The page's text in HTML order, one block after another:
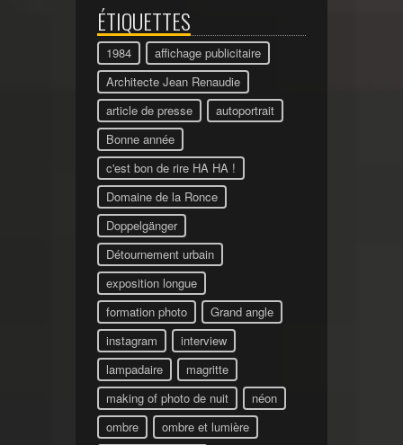
ÉTIQUETTES
1984
affichage publicitaire
Architecte Jean Renaudie
article de presse
autoportrait
Bonne année
c'est bon de rire HA HA !
Domaine de la Ronce
Doppelgänger
Détournement urbain
exposition longue
formation photo
Grand angle
instagram
interview
lampadaire
magritte
making of photo de nuit
néon
ombre
ombre et lumière